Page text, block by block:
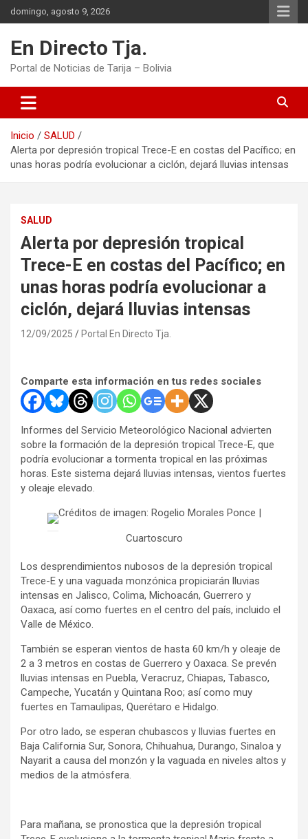
Saltar
al
domingo, agosto 9, 2026
En Directo Tja.
Portal de Noticias de Tarija – Bolivia
Inicio
SALUD
Alerta por depresión tropical Trece-E en costas del Pacífico; en
unas horas podría evolucionar a ciclón, dejará lluvias intensas
SALUD
Alerta por depresión tropical
Trece-E en costas del Pacífico; en
unas horas podría evolucionar a
ciclón, dejará lluvias intensas
12/09/2025 Portal En Directo Tja.
Comparte esta información en tus redes sociales
Informes del Servicio Meteorológico Nacional advierten
sobre la formación de la depresión tropical Trece-E, que
podría evolucionar a tormenta tropical en las próximas
horas. Este sistema dejará lluvias intensas, vientos fuertes
y oleaje elevado.
Créditos de imagen: Rogelio Morales Ponce |
Cuartoscuro
Los desprendimientos nubosos de la depresión tropical
Trece-E y una vaguada monzónica propiciarán lluvias
intensas en Jalisco, Colima, Michoacán, Guerrero y
Oaxaca, así como fuertes en el centro del país, incluido el
Valle de México.
También se esperan vientos de hasta 60 km/h y oleaje de
2 a 3 metros en costas de Guerrero y Oaxaca. Se prevén
lluvias intensas en Puebla, Veracruz, Chiapas, Tabasco,
Campeche, Yucatán y Quintana Roo; así como muy
fuertes en Tamaulipas, Querétaro e Hidalgo.
Por otro lado, se esperan chubascos y lluvias fuertes en
Baja California Sur, Sonora, Chihuahua, Durango, Sinaloa y
Nayarit a causa del monzón y la vaguada en niveles altos y
medios de la atmósfera.
Para mañana, se pronostica que la depresión tropical